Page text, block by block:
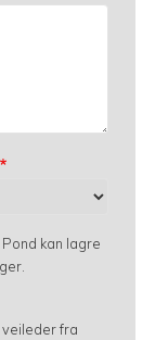
kan lagre
veileder fra